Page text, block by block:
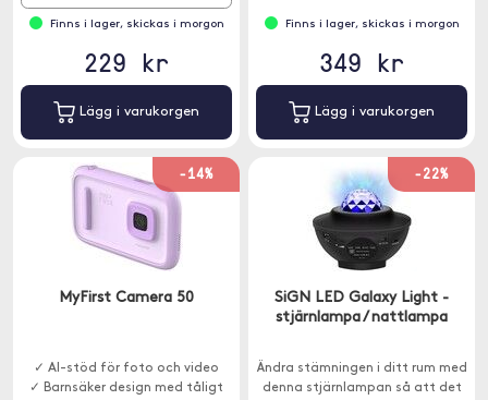
Finns i lager, skickas i morgon
229 kr
Lägg i varukorgen
Finns i lager, skickas i morgon
349 kr
Lägg i varukorgen
-14%
MyFirst Camera 50
✓ AI-stöd för foto och video
✓ Barnsäker design med tåligt
-22%
SiGN LED Galaxy Light -
stjärnlampa / nattlampa
Ändra stämningen i ditt rum med
denna stjärnlampan så att det